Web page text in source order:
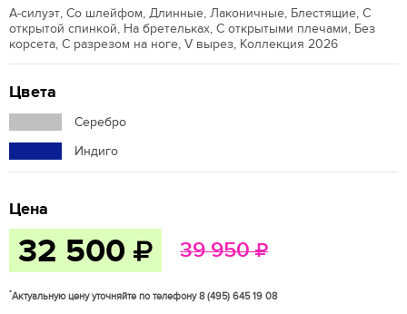
А-силуэт, Со шлейфом, Длинные, Лаконичные, Блестящие, С
открытой спинкой, На бретельках, С открытыми плечами, Без
корсета, С разрезом на ноге, V вырез, Коллекция 2026
Цвета
Серебро
Индиго
Цена
32 500 39 950
*Актуальную цену уточняйте по телефону 8 (495) 645 19 08